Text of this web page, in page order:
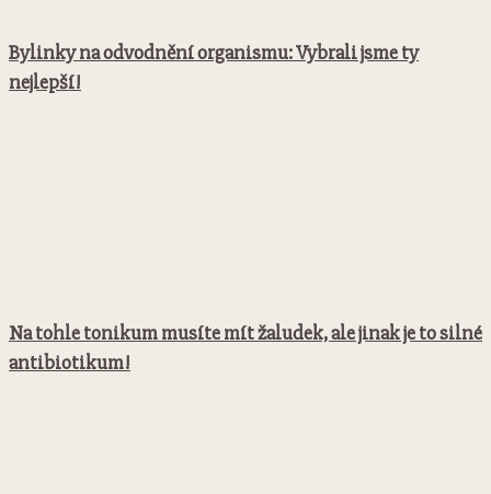
Bylinky na odvodnění organismu: Vybrali jsme ty
nejlepší!
Na tohle tonikum musíte mít žaludek, ale jinak je to silné
antibiotikum!